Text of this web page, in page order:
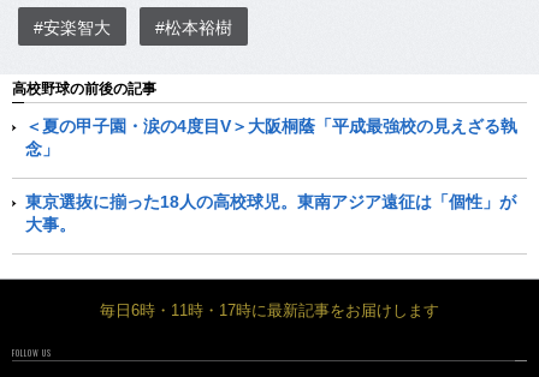
#安楽智大 #松本裕樹
高校野球の前後の記事
＜夏の甲子園・涙の4度目V＞大阪桐蔭「平成最強校の見えざる執
念」
東京選抜に揃った18人の高校球児。東南アジア遠征は「個性」が
大事。
毎日6時・11時・17時に最新記事をお届けします
FOLLOW US